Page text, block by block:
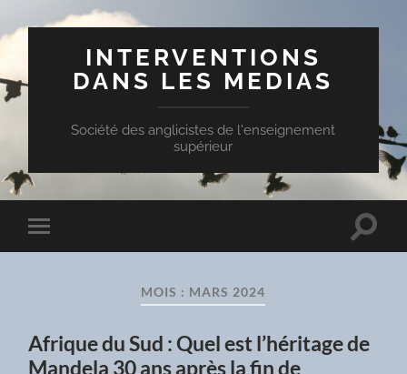
INTERVENTIONS
DANS LES MEDIAS
Société des anglicistes de l'enseignement
supérieur
Toggle
mobile
Toggle
MOIS : MARS 2024
Afrique du Sud : Quel est l’héritage de
Mandela 30 ans après la fin de